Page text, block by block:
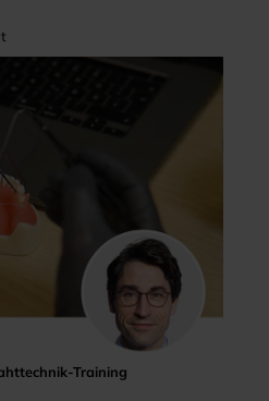
Training